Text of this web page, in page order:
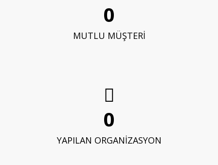
0
MUTLU MÜŞTERİ
0
YAPILAN ORGANİZASYON